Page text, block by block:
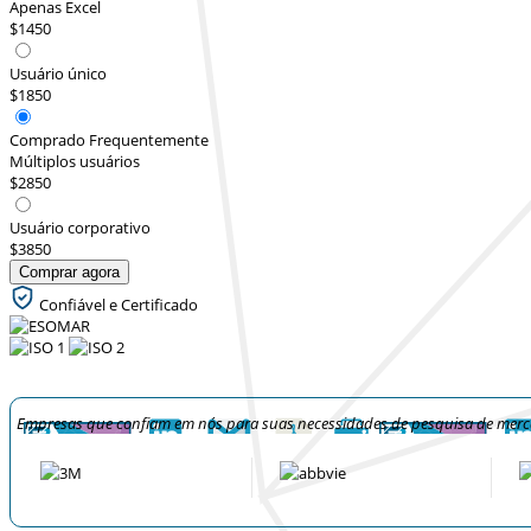
Apenas Excel
$1450
Usuário único
$1850
Comprado Frequentemente
Múltiplos usuários
$2850
Usuário corporativo
$3850
Comprar agora
Confiável e Certificado
Empresas que confiam em nós para suas necessidades de pesquisa de